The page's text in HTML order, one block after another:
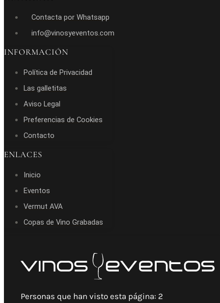
Contacta por Whatsapp
info@vinosyeventos.com
INFORMACIÓN
Política de Privacidad
Las galletitas
Aviso Legal
Preferencias de Cookies
Contacto
ENLACES
Inicio
Eventos
Vermut AVA
Copas de Vino Grabadas
Personas que han visto esta página: 2